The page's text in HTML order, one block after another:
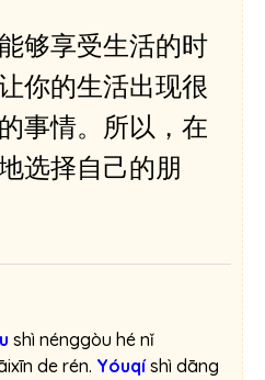
够享受生活的时
你的生活出现很
事情。所以，在
选择自己的朋
shì nénggòu hé nǐ
de rén. Yóuqíshì dāng